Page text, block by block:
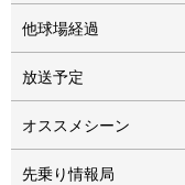
他球場経過
放送予定
オススメシーン
先乗り情報局